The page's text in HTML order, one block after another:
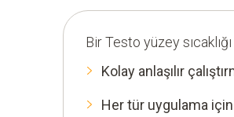
Bir Testo yüzey
Kolay anlaşılır
Her tür uygulama